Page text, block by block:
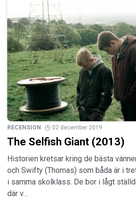
RECENSION 02 december 2019
The Selfish Giant (2013)
Historien kretsar kring de bästa
och Swifty (Thomas) som båda är i
i samma skolklass. De bor i lågt
där v…